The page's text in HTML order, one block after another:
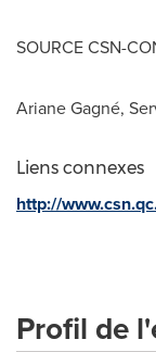
SOURCE CSN-
Ariane Gagné,
Liens connexes
http://
Profil de